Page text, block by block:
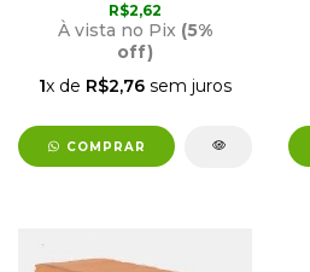
R$2,62
À vista no Pix (5%
off)
1x de R$2,76 sem juros
COMPRAR